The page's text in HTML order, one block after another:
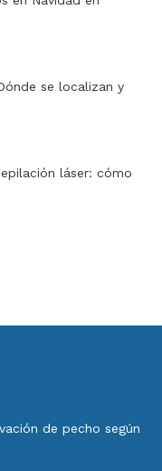
se localizan y
láser: cómo
de pecho según